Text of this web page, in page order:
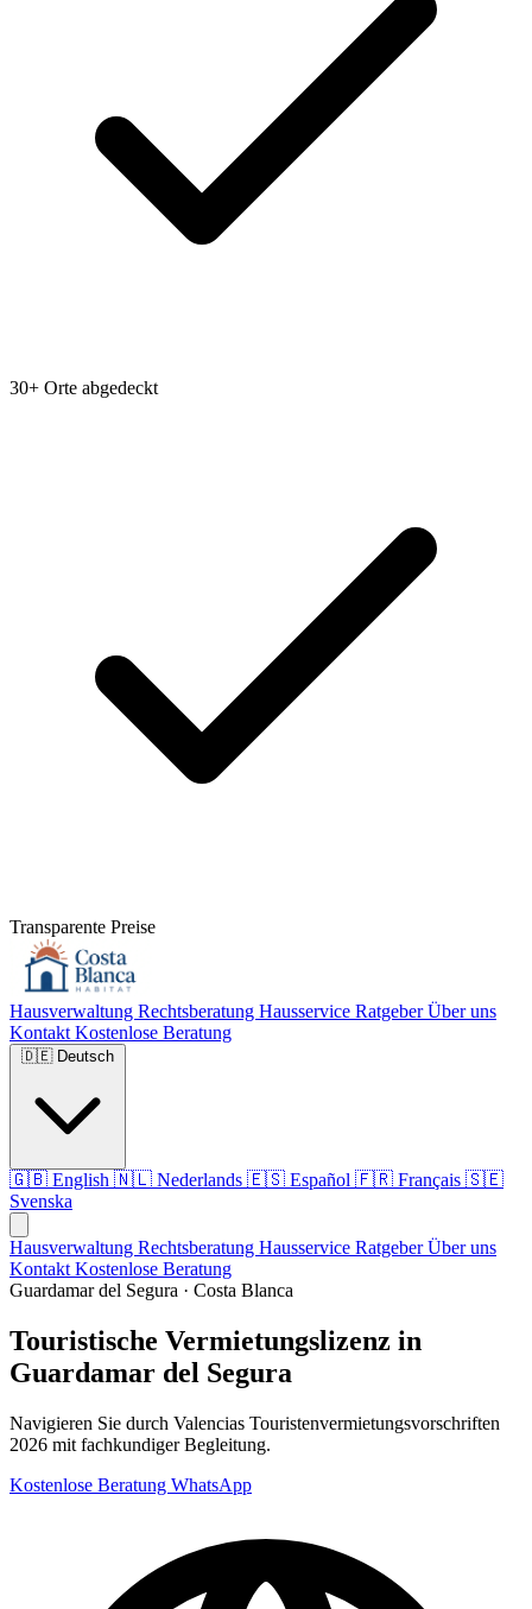
30+ Orte abgedeckt
Transparente Preise
Hausverwaltung Rechtsberatung Hausservice RatgeberÜber uns
Kontakt Kostenlose Beratung
🇩🇪 Deutsch
🇬🇧 English 🇳🇱 Nederlands 🇪🇸 Español 🇫🇷 Français 🇸🇪
Svenska
Hausverwaltung Rechtsberatung Hausservice RatgeberÜber uns
Kontakt Kostenlose Beratung
Guardamar del Segura · Costa Blanca
Touristische Vermietungslizenz in
Guardamar del Segura
Navigieren Sie durch Valencias Touristenvermietungsvorschriften
2026 mit fachkundiger Begleitung.
Kostenlose Beratung WhatsApp